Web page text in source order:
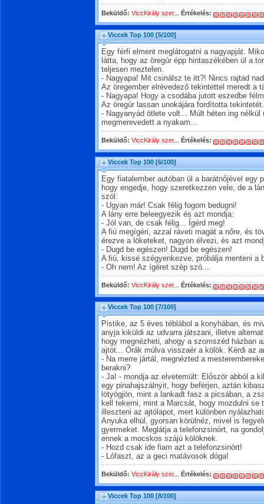
Beküldő: ViccKirály szer... Értékelés:
Viccek Top 100 [5/100]
Egy férfi elment meglátogatni a nagyapját.
látta, hogy az öregúr épp hintaszékében ül a
teljesen meztelen.
- Nagyapa! Mit csinálsz te itt?! Nincs rajtad
Az öregember elrévedező tekintettel meredt a
- Nagyapa! Hogy a csodába jutott eszedbe
Az öregúr lassan unokájára fordította tekintetét.
- Nagyanyád ötlete volt... Múlt héten ing nélkül
megmerevedett a nyakam...
Beküldő: ViccKirály szer... Értékelés:
Viccek Top 100 [6/100]
Egy fiatalember autóban ül a barátnőjével egy
hogy engedje, hogy szeretkezzen vele, de a
szól:
- Ugyan már! Csak félig fogom bedugni!
A lány erre beleegyezik és azt mondja:
- Jól van, de csak félig... Ígérd meg!
A fiú megígéri, azzal ráveti magát a nőre, és
érezve a löketeket, nagyon élvezi, és azt
- Dugd be egészen! Dugd be egészen!
A fiú, kissé szégyenkezve, próbálja menteni a
- Oh nem! Az ígéret szép szó...
Beküldő: ViccKirály szer... Értékelés:
Viccek Top 100 [7/100]
Pistike, az 5 éves téblábol a konyhában, és
anyja kiküldi az udvarra játszani, illetve
hogy megnézheti, ahogy a szomszéd házban
ajtót... Órák múlva visszaér a kölök. Kérdi az
- Na merre jártál, megnézted a
berakni?
- Ja! - mondja az elvetemült: Először abból a
egy pinahajszálnyit, hogy beférjen, aztán
lötyögjön, mint a lankadt fasz a picsában, a
kell tekerni, mint a Marcsát, hogy mozdulni se
illeszteni az ajtólapot, mert különben
Anyuka elhül, gyorsan körülnéz, mivel is
gyermeket. Meglátja a telefonzsinórt, na
ennek a mocskos szájú kölöknek.
- Hozd csak ide fiam azt a telefonzsinórt!
- Lófaszt, az a geci matávosok dóga!
Beküldő: ViccKirály szer... Értékelés:
Viccek Top 100 [8/100]